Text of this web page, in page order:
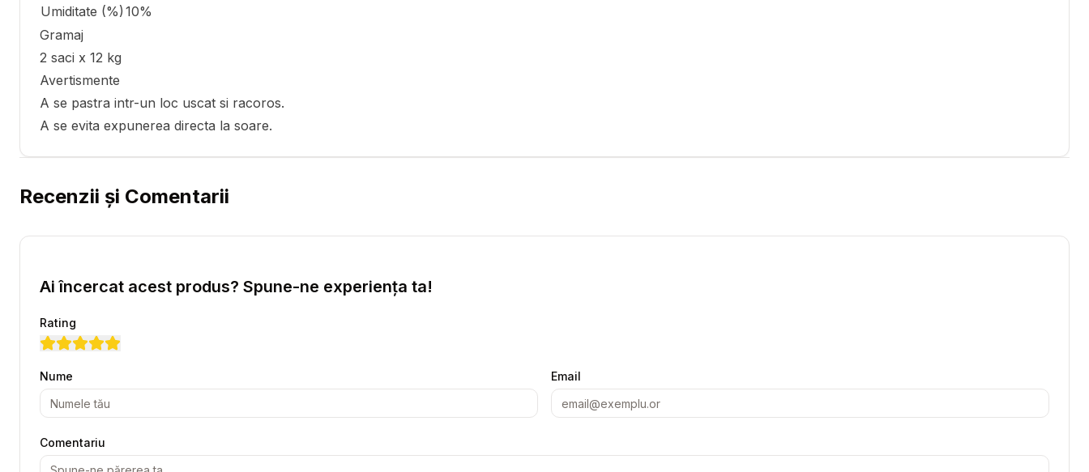
Umiditate (%) 10%
Gramaj
2 saci x 12 kg
Avertismente
A se pastra intr-un loc uscat si racoros.
A se evita expunerea directa la soare.
Recenzii și Comentarii
Ai încercat acest produs? Spune-ne experiența ta!
Rating
Nume Email
Comentariu